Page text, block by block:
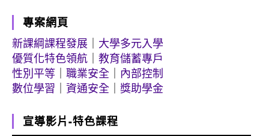
專案網頁
新課綱課程發展
大學多元入學
優質化特色領航
教育儲蓄專戶
性別平等
職業安全
內部控制
數位學習
資通安全 獎助學金
宣導影片-特色課程